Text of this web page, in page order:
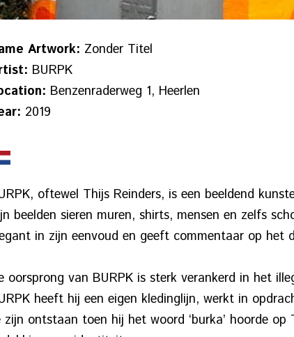
Artwork: Zonder Titel
BURPK
Benzenraderweg 1, Heerlen
2019
oftewel Thijs Reinders, is een beeldend
beelden sieren muren, shirts, mensen en zelfs
in zijn eenvoud en geeft commentaar op het
oorsprong van BURPK is sterk verankerd in het
heeft hij een eigen kledinglijn, werkt in
zijn ontstaan toen hij het woord ‘burka’ hoorde